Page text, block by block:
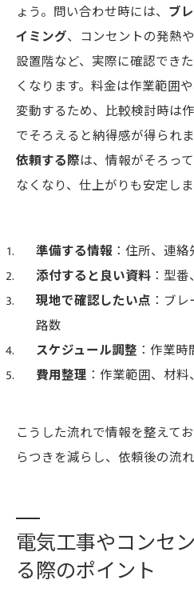
ょう。問い合わせ時には、 ブ
イミング、コンセントの発熱
設置階など、実際に確認でき
くなります。料金は作業範囲や
変動するため、比較検討時は
でそろえると納得感が得られま
依頼する際は、情報がそろっ
なくなり、仕上がりも安定しま
準備する情報 ：住所、連
添付すると良い資料 ：型
現地で確認したい点 ：ブ
路数
スケジュール調整 ：作業
費用整理 ：作業範囲、材
こうした流れで情報を整えて
らつきを減らし、依頼後の流
電気工事やコンセ
る際のポイント